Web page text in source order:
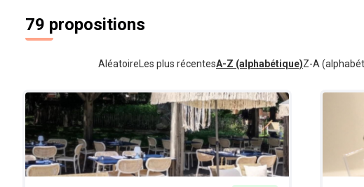
79 propositions
Aléatoire Les plus récentesA-Z (alphabétique)Z-A